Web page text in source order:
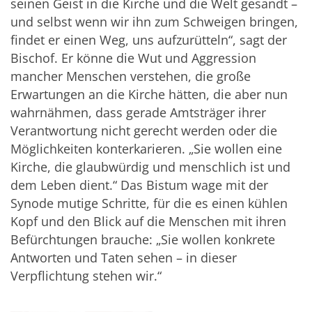
seinen Geist in die Kirche und die Welt gesandt –
und selbst wenn wir ihn zum Schweigen bringen,
findet er einen Weg, uns aufzurütteln“, sagt der
Bischof. Er könne die Wut und Aggression
mancher Menschen verstehen, die große
Erwartungen an die Kirche hätten, die aber nun
wahrnähmen, dass gerade Amtsträger ihrer
Verantwortung nicht gerecht werden oder die
Möglichkeiten konterkarieren. „Sie wollen eine
Kirche, die glaubwürdig und menschlich ist und
dem Leben dient.“ Das Bistum wage mit der
Synode mutige Schritte, für die es einen kühlen
Kopf und den Blick auf die Menschen mit ihren
Befürchtungen brauche: „Sie wollen konkrete
Antworten und Taten sehen – in dieser
Verpflichtung stehen wir.“